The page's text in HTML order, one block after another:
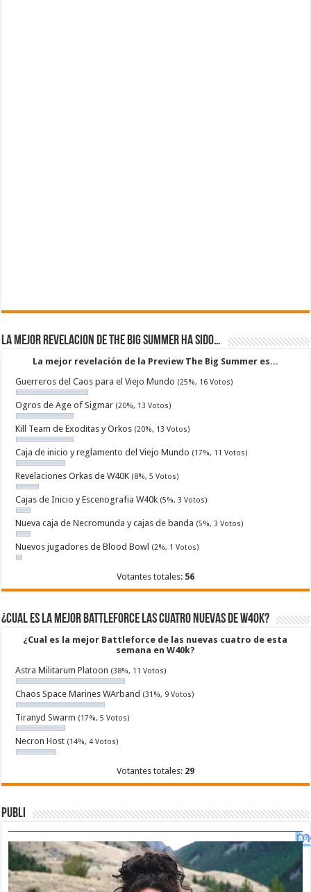
La mejor revelacion de The Big Summer ha sido…
La mejor revelación de la Preview The Big Summer es...
Guerreros del Caos para el Viejo Mundo (25%, 16 Votos)
Ogros de Age of Sigmar (20%, 13 Votos)
Kill Team de Exoditas y Orkos (20%, 13 Votos)
Caja de inicio y reglamento del Viejo Mundo (17%, 11 Votos)
Revelaciones Orkas de W40K (8%, 5 Votos)
Cajas de Inicio y Escenografia W40k (5%, 3 Votos)
Nueva caja de Necromunda y cajas de banda (5%, 3 Votos)
Nuevos jugadores de Blood Bowl (2%, 1 Votos)
Votantes totales: 56
¿Cual es la mejor Battleforce las cuatro nuevas de W40k?
¿Cual es la mejor Battleforce de las nuevas cuatro de esta
semana en W40k?
Astra Militarum Platoon (38%, 11 Votos)
Chaos Space Marines WArband (31%, 9 Votos)
Tiranyd Swarm (17%, 5 Votos)
Necron Host (14%, 4 Votos)
Votantes totales: 29
Publi